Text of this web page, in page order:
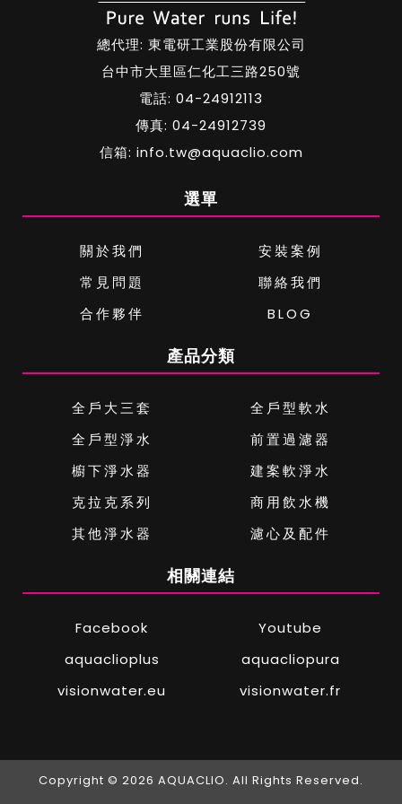
總代理: 東電研工業股份有限公司
台中市大里區仁化工三路250號
電話: 04-24912113
傳真: 04-24912739
信箱: info.tw@aquaclio.com
選單
關於我們
安裝案例
常見問題
聯絡我們
合作夥伴
BLOG
產品分類
全戶大三套
全戶型軟水
全戶型淨水
前置過濾器
櫥下淨水器
建案軟淨水
克拉克系列
商用飲水機
其他淨水器
濾心及配件
相關連結
Facebook
Youtube
aquaclioplus
aquacliopura
visionwater.eu
visionwater.fr
Copyright © 2026 AQUACLIO. All Rights Reserved.